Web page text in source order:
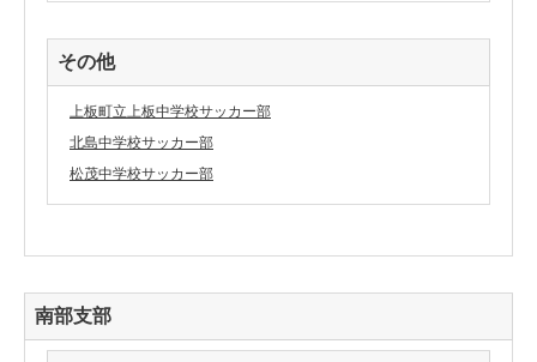
その他
上板町立上板中学校サッカー部
北島中学校サッカー部
松茂中学校サッカー部
南部支部